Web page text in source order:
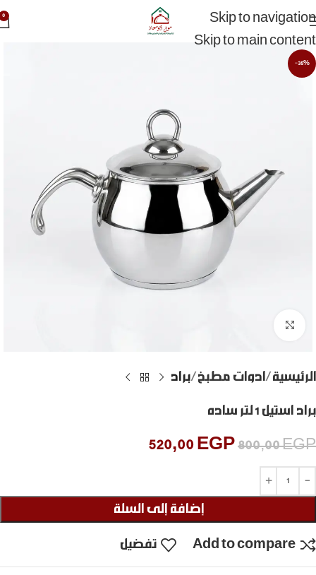
Skip to navigation
Skip to main content
0
-35%
الرئيسية ادوات مطبخ براد
براد استيل 1 لتر ساده
800,00EGP
520,00 EGP
إضافة إلى السلة
Add to compare تفضيل